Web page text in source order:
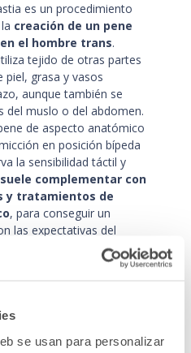
se usan para personalizar
es un procedimiento
creación de un pene
el hombre trans.
tejido de otras partes
piel, grasa y vasos
aunque también se
del muslo o del abdomen.
de aspecto anatómico
en posición bípeda
la sensibilidad táctil y
complementar con
y tratamientos de
, para conseguir un
las expectativas del
para mantener relaciones
se requiere la colocación
o
quirúrgica que